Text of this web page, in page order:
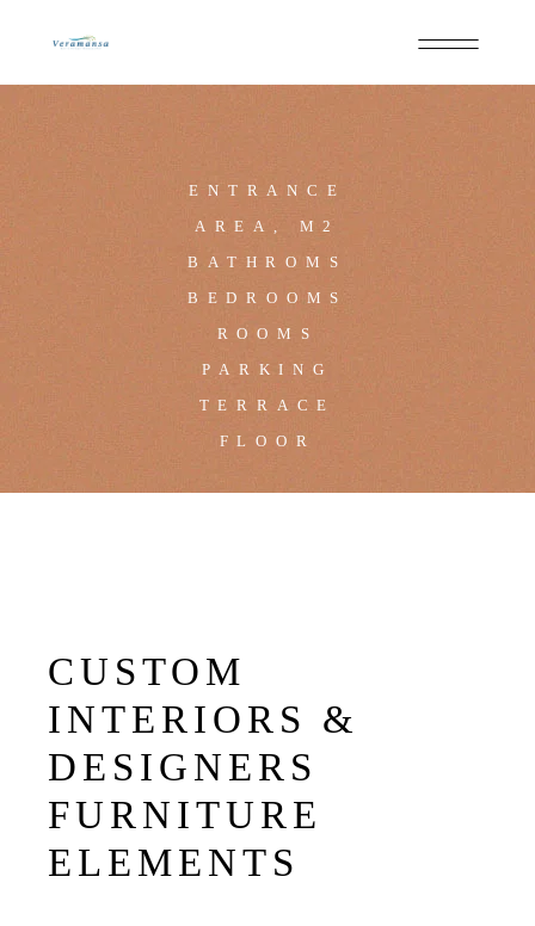
ENTRANCE
AREA, M2
BATHROMS
BEDROOMS
ROOMS
PARKING
TERRACE
FLOOR
CUSTOM
INTERIORS &
DESIGNERS
FURNITURE
ELEMENTS